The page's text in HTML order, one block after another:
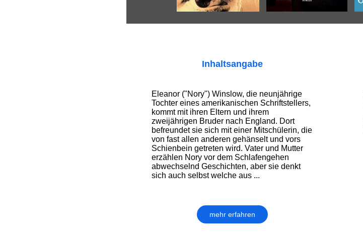
Inhaltsangabe
Eleanor ("Nory") Winslow, die neunjährige
Tochter eines amerikanischen Schriftstellers,
kommt mit ihren Eltern und ihrem
zweijährigen Bruder nach England. Dort
befreundet sie sich mit einer Mitschülerin, die
von fast allen anderen gehänselt und vors
Schienbein getreten wird. Vater und Mutter
erzählen Nory vor dem Schlafengehen
abwechselnd Geschichten, aber sie denkt
sich auch selbst welche aus ...
mehr erfahren